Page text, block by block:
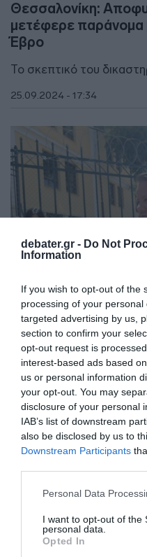
debater.gr - Do Not
Information
If you wish to opt-out of the
processing of your
targeted advertising by us,
section to confirm your
opt-out request is
interest-based ads based
us or personal information
your opt-out. You may
disclosure of your personal
IAB’s list of downstream
also be disclosed by us to
Downstream Participants
Please note that this
not limited to your visit or
grant or deny consent to
use your data for below
Personal Data
I want to opt-out of the
personal data.
Opted In
Θεσσαλονίκη:
μετέφερε παράνομα
Έβρο
Το σκεπτικό του
25.09.2024 - 17:34
ΕΛΛΑΔΑ
Παραμένει στη
Δεν έγινε δεκτό το
Κατά πλειοψηφία η
16.07.2024 - 14:32